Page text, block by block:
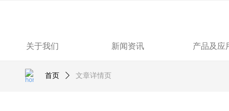
关于我们 新闻资讯 产品及应
首页 ꄲ 文章详情页